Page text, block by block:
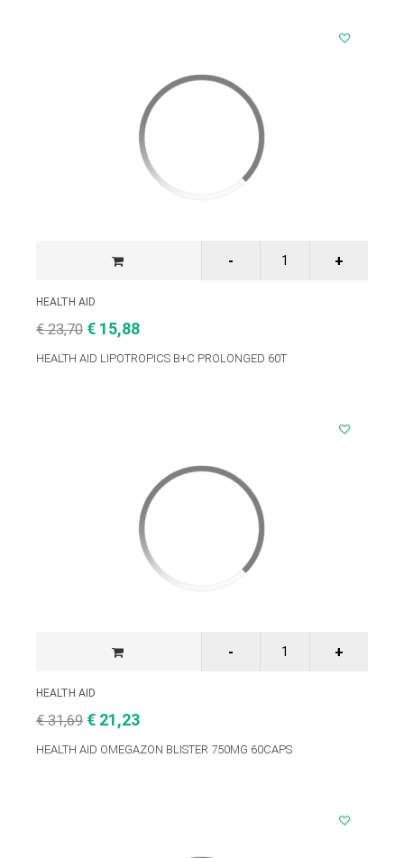
HEALTH AID
€ 23,70 € 15,88
HEALTH AID LIPOTROPICS B+C PROLONGED 60T
HEALTH AID
€ 31,69 € 21,23
HEALTH AID OMEGAZON BLISTER 750MG 60CAPS